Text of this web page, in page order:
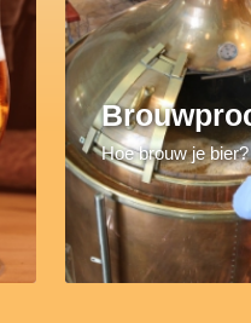
Hoe brouw je bier?